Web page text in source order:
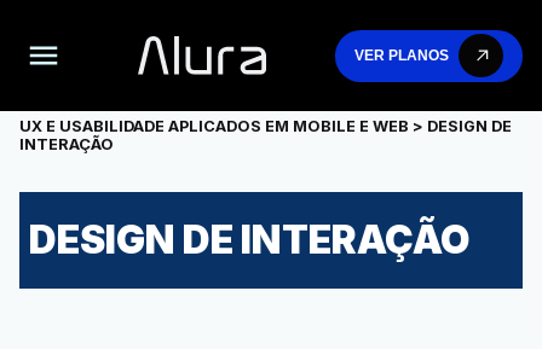
VER PLANOS
UX E USABILIDADE APLICADOS EM MOBILE E WEB > DESIGN DE
INTERAÇÃO
DESIGN DE INTERAÇÃO